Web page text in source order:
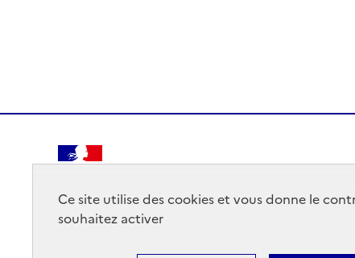
Ce site utilise des cookies et vous donne le
souhaitez activer
FRANÇAISE